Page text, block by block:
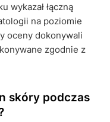
wykazał łączną
na poziomie
oceny dokonywali
zgodnie z
skóry podczas